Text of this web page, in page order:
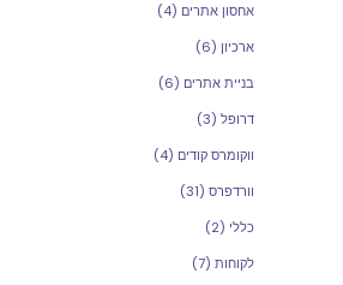
אחסון אתרים (4)
ארכיון (6)
בניית אתרים (6)
דרופל (3)
ווקומרס קודים (4)
וורדפרס (31)
כללי (2)
לקוחות (7)